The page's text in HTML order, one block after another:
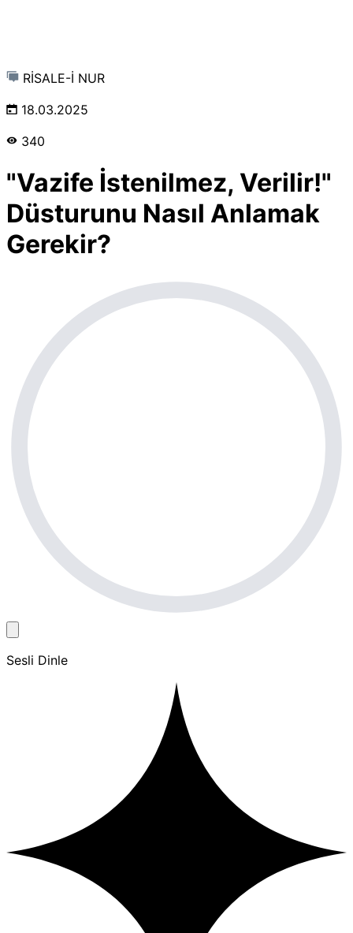
RİSALE-İ NUR
18.03.2025
340
"Vazife İstenilmez, Verilir!"
Düsturunu Nasıl Anlamak
Gerekir?
Sesli Dinle